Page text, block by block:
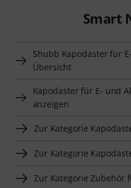
Smart
Shubb Kapodaster für
Übersicht
Kapodaster für E- und
anzeigen
Zur Kategorie
Zur Kategorie
Zur Kategorie Zubehör